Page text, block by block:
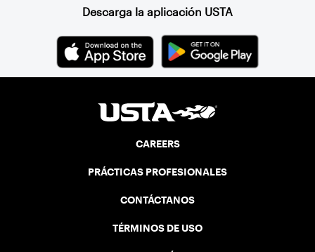
Descarga la aplicación USTA
CAREERS
PRÁCTICAS PROFESIONALES
CONTÁCTANOS
TÉRMINOS DE USO